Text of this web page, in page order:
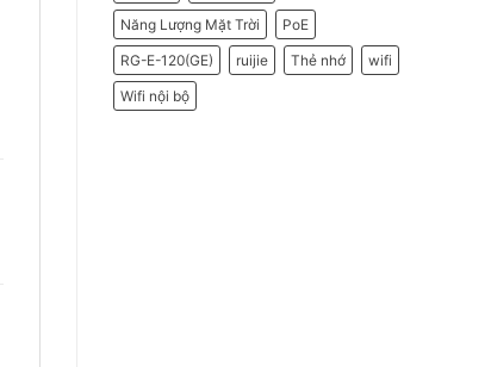
Năng Lượng Mặt Trời
PoE
RG-E-120(GE)
ruijie Thẻ nhớ
wifi
Wifi nội bộ